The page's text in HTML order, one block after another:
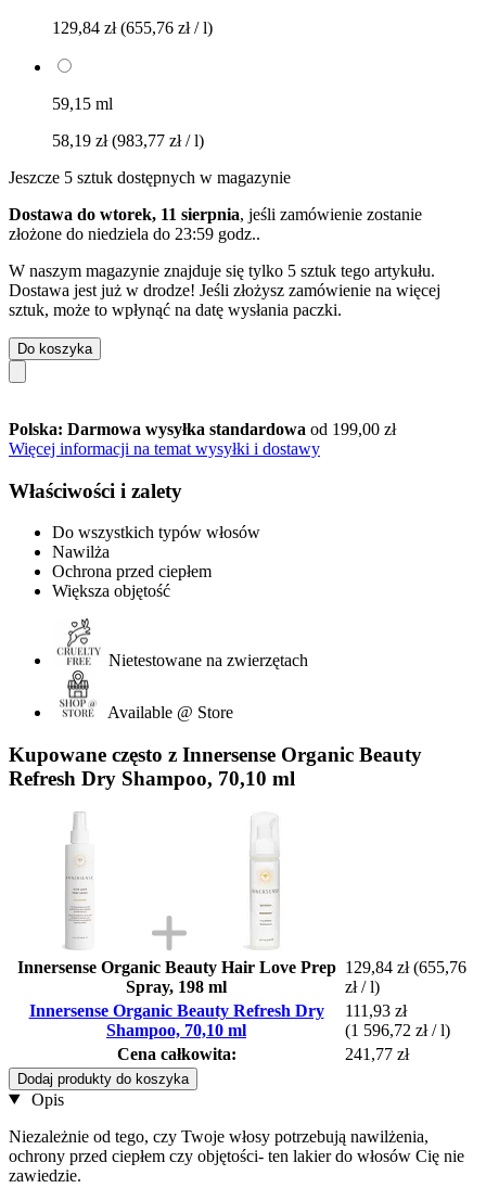
129,84 zł(655,76 zł / l)
59,15 ml
58,19 zł(983,77 zł / l)
Jeszcze 5 sztuk dostępnych w magazynie
Dostawa do wtorek, 11 sierpnia, jeśli zamówienie zostanie
złożone do niedziela do 23:59 godz..
W naszym magazynie znajduje się tylko 5 sztuk tego artykułu.
Dostawa jest już w drodze! Jeśli złożysz zamówienie na więcej
sztuk, może to wpłynąć na datę wysłania paczki.
Do koszyka
Polska: Darmowa wysyłka standardowa od 199,00 zł
Więcej informacji na temat wysyłki i dostawy
Właściwości i zalety
Do wszystkich typów włosów
Nawilża
Ochrona przed ciepłem
Większa objętość
Nietestowane na zwierzętach
Available @ Store
Kupowane często z Innersense Organic Beauty
Refresh Dry Shampoo, 70,10 ml
Innersense Organic Beauty Hair Love Prep
Spray, 198 ml
129,84 zł (655,76
zł / l)
Innersense Organic Beauty Refresh Dry
Shampoo, 70,10 ml
111,93 zł
(1 596,72 zł / l)
Cena całkowita:
241,77 zł
Dodaj produkty do koszyka
Opis
Niezależnie od tego, czy Twoje włosy potrzebują nawilżenia,
ochrony przed ciepłem czy objętości- ten lakier do włosów Cię nie
zawiedzie.